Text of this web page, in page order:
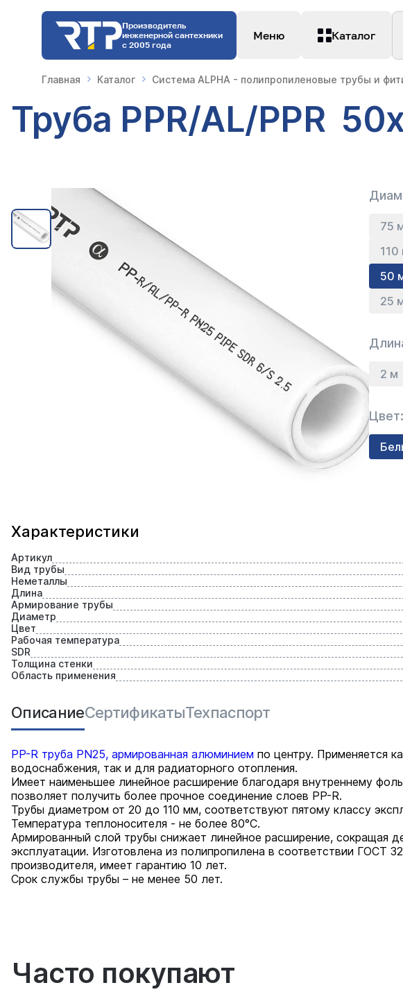
Производитель
инженерной сантехники
с 2005 года
Меню Каталог
Главная Каталог Система ALPHA - полипропиленовые трубы и
Труба PPR/AL/PPR
75
50
25
2 м
Цвет:
Характеристики
Артикул
Вид трубы
Неметаллы
Длина
Армирование трубы
Диаметр
Цвет
Рабочая температура
SDR
Толщина стенки
Область применения
ОписаниеСертификатыТехпаспорт
PP-R труба PN25, армированная алюминием по центру. Применяется
водоснабжения, так и для радиаторного отопления.
Имеет наименьшее линейное расширение благодаря внутреннему
позволяет получить более прочное соединение слоев PP-R.
Трубы диаметром от 20 до 110 мм, соответствуют пятому классу
Температура теплоносителя - не более 80°С.
Армированный слой трубы снижает линейное расширение, сокращая
эксплуатации. Изготовлена из полипропилена в соответствии ГОСТ
производителя, имеет гарантию 10 лет.
Срок службы трубы – не менее 50 лет.
Часто покупают